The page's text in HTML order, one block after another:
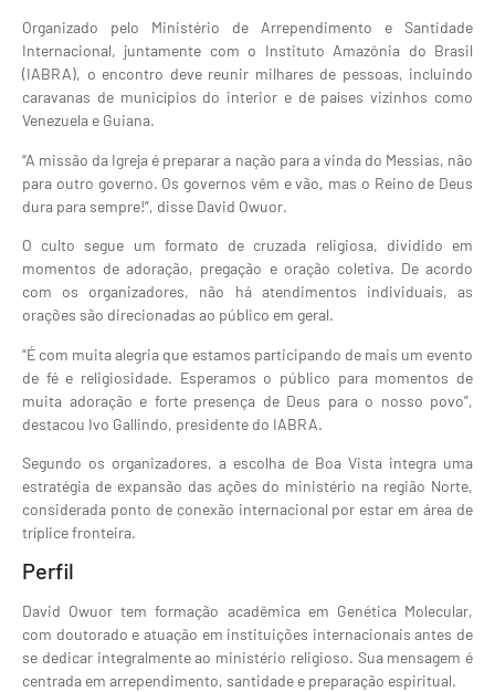
Organizado pelo Ministério de Arrependimento e Santidade
Internacional, juntamente com o Instituto Amazônia do Brasil
(IABRA), o encontro deve reunir milhares de pessoas, incluindo
caravanas de municípios do interior e de países vizinhos como
Venezuela e Guiana.
“A missão da Igreja é preparar a nação para a vinda do Messias, não
para outro governo. Os governos vêm e vão, mas o Reino de Deus
dura para sempre!”, disse David Owuor.
O culto segue um formato de cruzada religiosa, dividido em
momentos de adoração, pregação e oração coletiva. De acordo
com os organizadores, não há atendimentos individuais, as
orações são direcionadas ao público em geral.
“É com muita alegria que estamos participando de mais um evento
de fé e religiosidade. Esperamos o público para momentos de
muita adoração e forte presença de Deus para o nosso povo”,
destacou Ivo Gallindo, presidente do IABRA.
Segundo os organizadores, a escolha de Boa Vista integra uma
estratégia de expansão das ações do ministério na região Norte,
considerada ponto de conexão internacional por estar em área de
tríplice fronteira.
Perfil
David Owuor tem formação acadêmica em Genética Molecular,
com doutorado e atuação em instituições internacionais antes de
se dedicar integralmente ao ministério religioso. Sua mensagem é
centrada em arrependimento, santidade e preparação espiritual.